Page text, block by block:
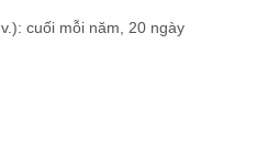
cuối mỗi năm, 20 ngày